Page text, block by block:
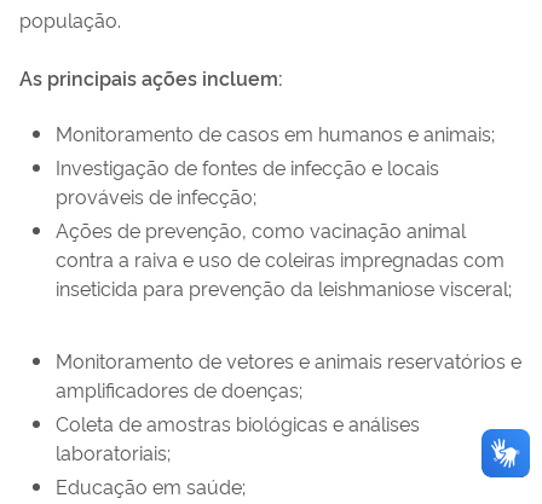
população.
As principais ações incluem:
Monitoramento de casos em humanos e animais;
Investigação de fontes de infecção e locais
prováveis de infecção;
Ações de prevenção, como vacinação animal
contra a raiva e uso de coleiras impregnadas com
inseticida para prevenção da leishmaniose visceral;
Monitoramento de vetores e animais reservatórios e
amplificadores de doenças;
Coleta de amostras biológicas e análises
laboratoriais;
Educação em saúde;